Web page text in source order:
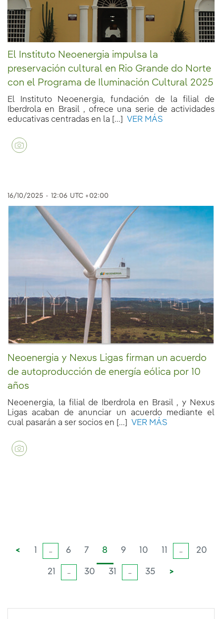
El Instituto Neoenergia impulsa la
preservación cultural en Rio Grande do Norte
con el Programa de Iluminación Cultural 2025
El Instituto Neoenergia, fundación de la filial de
Iberdrola en Brasil , ofrece una serie de actividades
educativas centradas en la [...]
VER MÁS
16/10/2025 - 12:06 UTC +02:00
Neoenergia y Nexus Ligas firman un acuerdo
de autoproducción de energía eólica por 10
años
Neoenergia, la filial de Iberdrola en Brasil , y Nexus
Ligas acaban de anunciar un acuerdo mediante el
cual pasarán a ser socios en [...]
VER MÁS
< 1 ... 6 7 8 9 10 11 ... 20
21 ... 30 31 ... 35 >